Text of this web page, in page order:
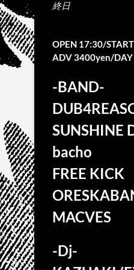
終日
OPEN 17:30/
ADV 3400yen/DAY
-BAND-
SUNSHINE
bacho
FREE KICK
MACVES
-Dj-